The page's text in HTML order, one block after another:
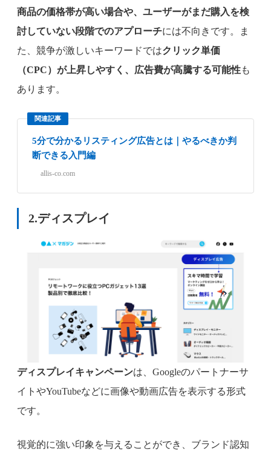
商品の価格帯が高い場合や、ユーザーがまだ購入を検
討していない段階でのアプローチには不向きです。ま
た、競争が激しいキーワードではクリック単価
（CPC）が上昇しやすく、広告費が高騰する可能性も
あります。
関連記事
5分で分かるリスティング広告とは｜やるべきか判
断できる入門編
allis-co.com
2.ディスプレイ
ディスプレイキャンペーンは、Googleのパートナーサ
イトやYouTubeなどに画像や動画広告を表示する形式
です。
視覚的に強い印象を与えることができ、ブランド認知